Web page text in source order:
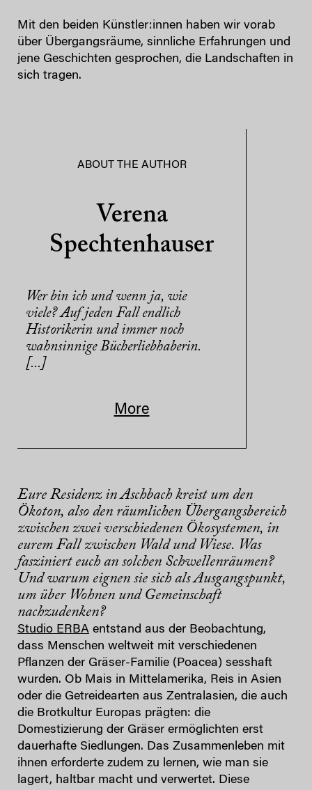
Mit den beiden Künstler:innen haben wir vorab
über Übergangsräume, sinnliche Erfahrungen und
jene Geschichten gesprochen, die Landschaften in
sich tragen.
ABOUT THE AUTHOR
Verena
Spechtenhauser
Wer bin ich und wenn ja, wie
viele? Auf jeden Fall endlich
Historikerin und immer noch
wahnsinnige Bücherliebhaberin.
[...]
More
Eure Residenz in Aschbach kreist um den
Ökoton, also den räumlichen Übergangsbereich
zwischen zwei verschiedenen Ökosystemen, in
eurem Fall zwischen Wald und Wiese. Was
fasziniert euch an solchen Schwellenräumen?
Und warum eignen sie sich als Ausgangspunkt,
um über Wohnen und Gemeinschaft
nachzudenken?
Studio ERBA entstand aus der Beobachtung,
dass Menschen weltweit mit verschiedenen
Pflanzen der Gräser-Familie (Poacea) sesshaft
wurden. Ob Mais in Mittelamerika, Reis in Asien
oder die Getreidearten aus Zentralasien, die auch
die Brotkultur Europas prägten: die
Domestizierung der Gräser ermöglichten erst
dauerhafte Siedlungen. Das Zusammenleben mit
ihnen erforderte zudem zu lernen, wie man sie
lagert, haltbar macht und verwertet. Diese